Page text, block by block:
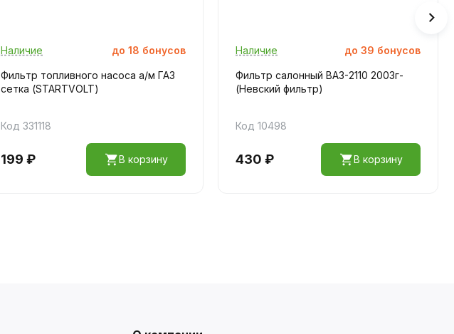
Наличие до 18 бонусов
Фильтр топливного насоса а/м ГАЗ
сетка (STARTVOLT)
Код 331118
199 ₽ В корзину
Наличие до 39 бонусов
Фильтр салонный ВАЗ-2110 2003г-
(Невский фильтр)
Код 10498
430 ₽ В корзину